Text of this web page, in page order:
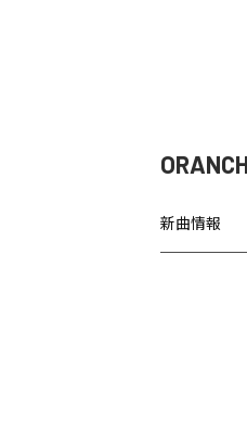
新曲情報